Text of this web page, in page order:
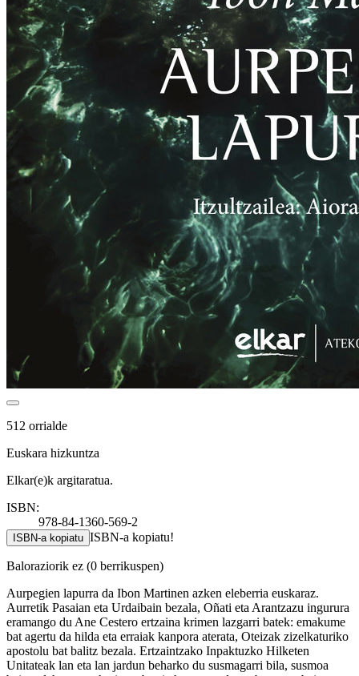
512 orrialde
Euskara hizkuntza
Elkar(e)k argitaratua.
ISBN:
978-84-1360-569-2
ISBN-a kopiatu ISBN-a kopiatu!
Baloraziorik ez (0 berrikuspen)
Aurpegien lapurra da Ibon Martinen azken eleberria euskaraz.
Aurretik Pasaian eta Urdaibain bezala, Oñati eta Arantzazu ingurura
eramango du Ane Cestero ertzaina krimen lazgarri batek: emakume
bat agertu da hilda eta erraiak kanpora aterata, Oteizak zizelkaturiko
apostolu bat balitz bezala. Ertzaintzako Inpaktuzko Hilketen
Unitateak lan eta lan jardun beharko du susmagarri bila, susmoa